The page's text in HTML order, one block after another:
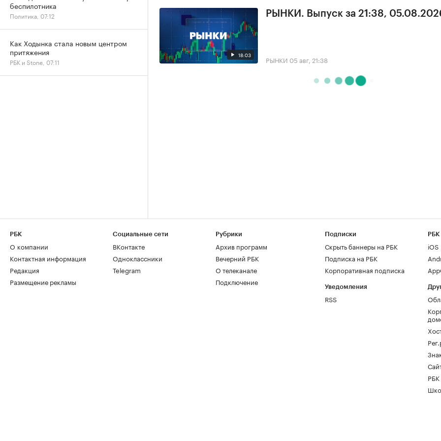
18:03
РЫНКИ. Выпуск за 21:38,
РЫНКИ 05 авг, 21:38
беспилотника
Политика, 07:12
Как Ходынка стала новым центром
притяжения
РБК и Stone, 07:11
РБК
О компании
Контактная информация
Редакция
Размещение рекламы
Социальные сети
ВКонтакте
Одноклассники
Telegram
Рубрики
Архив программ
Вечерний РБК
О телеканале
Подключение
Подписки
Скрыть баннеры на РБК
Подписка на РБК
Корпоративная подписка
Уведомления
RSS
РБК
iOS